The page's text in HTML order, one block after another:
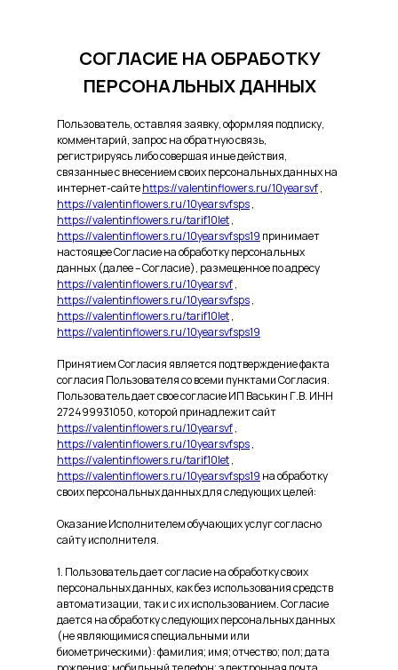
СОГЛАСИЕ НА ОБРАБОТКУ
ПЕРСОНАЛЬНЫХ ДАННЫХ
Пользователь, оставляя заявку, оформляя подписку,
комментарий, запрос на обратную связь,
регистрируясь либо совершая иные действия,
связанные с внесением своих персональных данных на
интернет-сайтеhttps://valentinflowers.ru/10yearsvf,
https://valentinflowers.ru/10yearsvfsps,
https://valentinflowers.ru/tarif10let,
https://valentinflowers.ru/10yearsvfsps19 принимает
настоящее Согласие на обработку персональных
данных (далее – Согласие), размещенное по адресу
https://valentinflowers.ru/10yearsvf,
https://valentinflowers.ru/10yearsvfsps,
https://valentinflowers.ru/tarif10let,
https://valentinflowers.ru/10yearsvfsps19
Принятием Согласия является подтверждение факта
согласия Пользователя со всеми пунктами Согласия.
Пользователь дает свое согласие ИП Васькин Г.В. ИНН
272499931050, которой принадлежит сайт
https://valentinflowers.ru/10yearsvf,
https://valentinflowers.ru/10yearsvfsps,
https://valentinflowers.ru/tarif10let,
https://valentinflowers.ru/10yearsvfsps19 на обработку
своих персональных данных для следующих целей:
Оказание Исполнителем обучающих услуг согласно
сайту исполнителя.
1. Пользователь дает согласие на обработку своих
персональных данных, как без использования средств
автоматизации, так и с их использованием. Согласие
дается на обработку следующих персональных данных
(не являющимися специальными или
биометрическими): фамилия; имя; отчество; пол; дата